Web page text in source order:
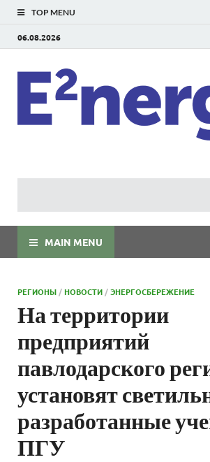
TOP MENU
06.08.2026
MAIN MENU
РЕГИОНЫ /НОВОСТИ /ЭНЕРГОСБЕРЕЖЕНИЕ
На территории
предприятий
павлодарского
установят
разработанные
ПГУ